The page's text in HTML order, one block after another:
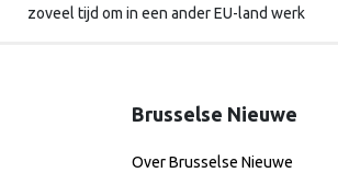
zoveel tijd om in een ander EU-land werk
Brusselse Nieuwe
Over Brusselse Nieuwe